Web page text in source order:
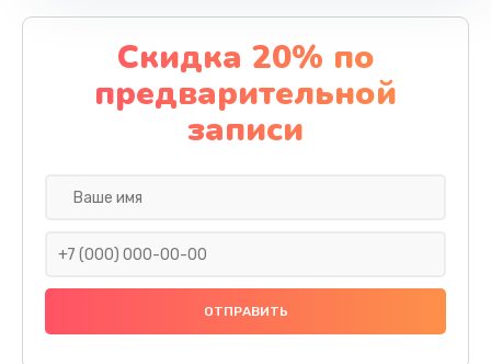
Скидка 20% по
предварительной
записи